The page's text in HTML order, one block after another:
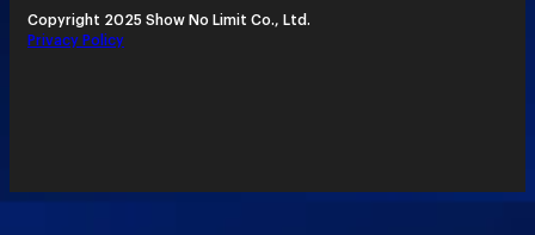
Copyright 2025 Show No Limit Co., Ltd.
Privacy Policy